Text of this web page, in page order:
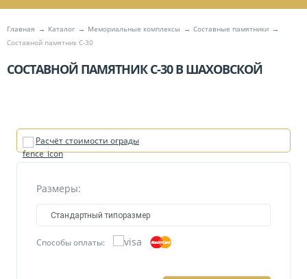
Главная Каталог Мемориальные комплексы
Составные памятники
Составной памятник С-30
СОСТАВНОЙ ПАМЯТНИК С-30 В ШАХОВСКОЙ
Расчёт стоимости ограды
Размеры:
Стандартный типоразмер
Способы оплаты: